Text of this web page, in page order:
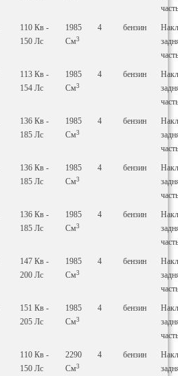
часть
110 Кв -
150 Лс
1985
См3
4 бензин
часть
113 Кв -
154 Лс
1985
См3
4 бензин
часть
136 Кв -
185 Лс
1985
См3
4 бензин
часть
136 Кв -
185 Лс
1985
См3
4 бензин
часть
136 Кв -
185 Лс
1985
См3
4 бензин
часть
147 Кв -
200 Лс
1985
См3
4 бензин
часть
151 Кв -
205 Лс
1985
См3
4 бензин
часть
110 Кв -
150 Лс
2290
См3
4 бензин